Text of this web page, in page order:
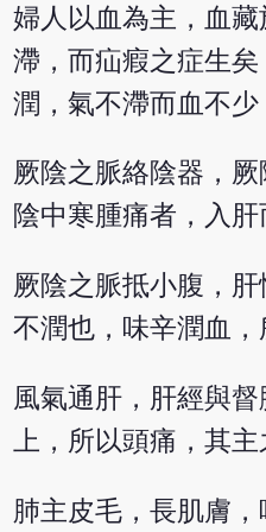
婦人以血為主，血
滯，而疝瘕之症生
潤，氣不滯而血不少
厥陰之脈絡陰器，
陰中寒腫痛者，入肝
厥陰之脈抵小腹，
不潤也，味辛潤血，
風氣通肝，肝經與
上，所以頭痛，其主
肺主皮毛，長肌膚